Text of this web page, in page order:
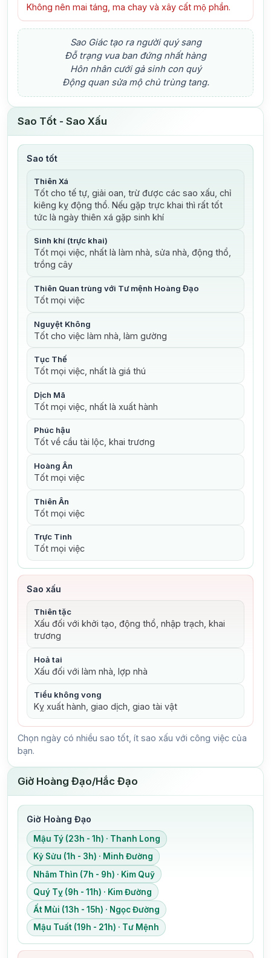
Không nên mai táng, ma chay và xây cất mộ phần.
Sao Giác tạo ra người quý sang
Đỗ trạng vua ban đứng nhất hàng
Hôn nhân cưới gả sinh con quý
Động quan sửa mộ chủ trùng tang.
Sao Tốt - Sao Xấu
Sao tốt
Thiên Xá
Tốt cho tế tự, giải oan, trừ được các sao xấu, chỉ
kiêng kỵ động thổ. Nếu gặp trực khai thì rất tốt
tức là ngày thiên xá gặp sinh khí
Sinh khí (trực khai)
Tốt mọi việc, nhất là làm nhà, sửa nhà, động thổ,
trồng cây
Thiên Quan trùng với Tư mệnh Hoàng Đạo
Tốt mọi việc
Nguyệt Không
Tốt cho việc làm nhà, làm gường
Tục Thế
Tốt mọi việc, nhất là giá thú
Dịch Mã
Tốt mọi việc, nhất là xuất hành
Phúc hậu
Tốt về cầu tài lộc, khai trương
Hoàng Ân
Tốt mọi việc
Thiên Ân
Tốt mọi việc
Trực Tinh
Tốt mọi việc
Sao xấu
Thiên tặc
Xấu đối với khởi tạo, động thổ, nhập trạch, khai
trương
Hoả tai
Xấu đối với làm nhà, lợp nhà
Tiểu không vong
Kỵ xuất hành, giao dịch, giao tài vật
Chọn ngày có nhiều sao tốt, ít sao xấu với công việc của
bạn.
Giờ Hoàng Đạo/Hắc Đạo
Giờ Hoàng Đạo
Mậu Tý (23h - 1h) · Thanh Long
Kỷ Sửu (1h - 3h) · Minh Đường
Nhâm Thìn (7h - 9h) · Kim Quỹ
Quý Tỵ (9h - 11h) · Kim Đường
Ất Mùi (13h - 15h) · Ngọc Đường
Mậu Tuất (19h - 21h) · Tư Mệnh